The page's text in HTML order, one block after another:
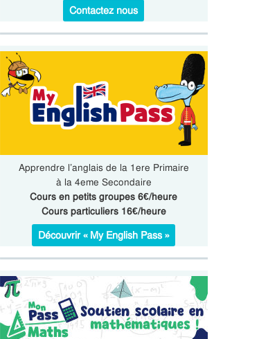
Contactez nous
Apprendre l’anglais de la 1ere Primaire
à la 4eme Secondaire
Cours en petits groupes 6€/heure
Cours particuliers 16€/heure
Découvrir « My English Pass »